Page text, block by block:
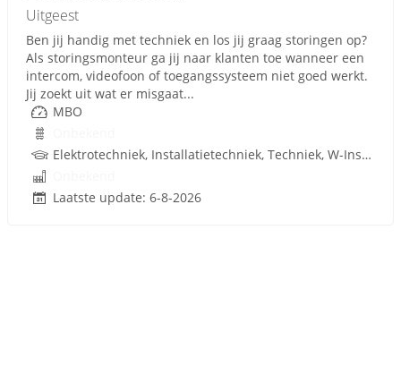
Uitgeest
Ben jij handig met techniek en los jij graag storingen op?
Als storingsmonteur ga jij naar klanten toe wanneer een
intercom, videofoon of toegangssysteem niet goed werkt.
Jij zoekt uit wat er misgaat...
MBO
Elektrotechniek, Installatietechniek, Techniek, W-Installaties
Laatste update: 6-8-2026